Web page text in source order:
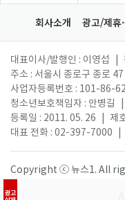
광고
회사소개 광고/제휴
대표이사/발행인 : 이영섭
주소 : 서울시 종로구 종로
사업자등록번호 : 101-86-
청소년보호책임자 : 안병길
등록일 : 2011. 05. 26
제
대표 전화 : 02-397-7000
Copyright ⓒ 뉴스1. All